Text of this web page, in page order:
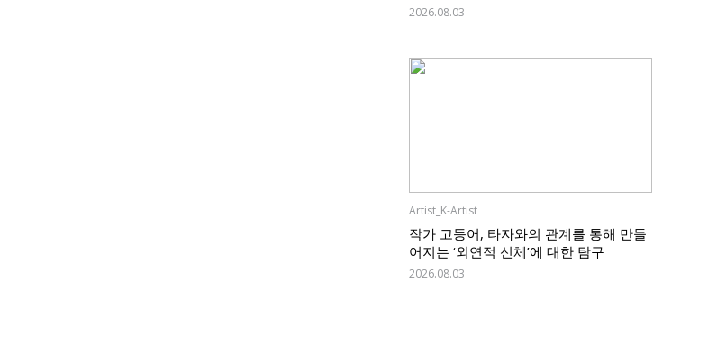
2026.08.03
Artist_K-Artist
작가 고등어, 타자와의 관계를 통해 만들
어지는 ‘외연적 신체’에 대한 탐구
2026.08.03